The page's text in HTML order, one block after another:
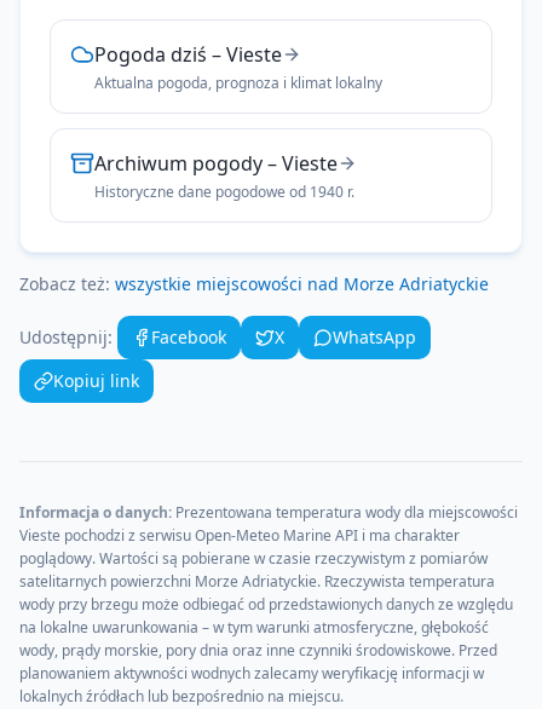
Pogoda dziś –Vieste
Aktualna pogoda, prognoza i klimat lokalny
Archiwum pogody–Vieste
Historyczne dane pogodowe od 1940 r.
Zobacz też: wszystkie miejscowości nad Morze Adriatyckie
Udostępnij: Facebook X
WhatsApp
Kopiuj link
Informacja o danych: Prezentowana temperatura wody dla miejscowości
Vieste pochodzi z serwisu Open-Meteo Marine API i ma charakter
poglądowy. Wartości są pobierane w czasie rzeczywistym z pomiarów
satelitarnych powierzchni Morze Adriatyckie. Rzeczywista temperatura
wody przy brzegu może odbiegać od przedstawionych danych ze względu
na lokalne uwarunkowania – w tym warunki atmosferyczne, głębokość
wody, prądy morskie, pory dnia oraz inne czynniki środowiskowe. Przed
planowaniem aktywności wodnych zalecamy weryfikację informacji w
lokalnych źródłach lub bezpośrednio na miejscu.